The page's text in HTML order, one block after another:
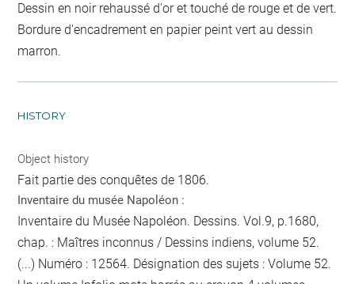
Dessin en noir rehaussé d'or et touché de rouge et de vert.
Bordure d'encadrement en papier peint vert au dessin
marron.
HISTORY
Object history
Fait partie des conquêtes de 1806.
Inventaire du musée Napoléon :
Inventaire du Musée Napoléon. Dessins. Vol.9, p.1680,
chap. : Maîtres inconnus / Dessins indiens, volume 52.
(...) Numéro : 12564. Désignation des sujets : Volume 52.